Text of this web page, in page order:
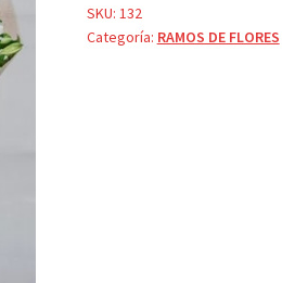
SKU: 132
Categoría: RAMOS DE FLORES